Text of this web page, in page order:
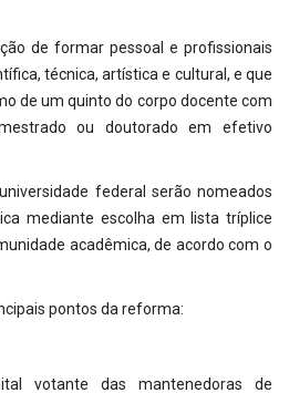
de formar pessoal e profissionais
técnica, artística e cultural, e que
de um quinto do corpo docente com
ou doutorado em efetivo
federal serão nomeados
mediante escolha em lista tríplice
acadêmica, de acordo com o
pontos da reforma:
votante das mantenedoras de